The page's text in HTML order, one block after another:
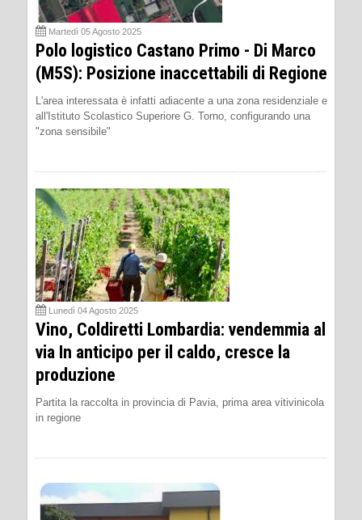
Martedì 05 Agosto 2025
Polo logistico Castano Primo - Di Marco
(M5S): Posizione inaccettabili di Regione
L'area interessata è infatti adiacente a una zona residenziale e
all'Istituto Scolastico Superiore G. Torno, configurando una
"zona sensibile"
Lunedì 04 Agosto 2025
Vino, Coldiretti Lombardia: vendemmia al
via In anticipo per il caldo, cresce la
produzione
Partita la raccolta in provincia di Pavia, prima area vitivinicola
in regione